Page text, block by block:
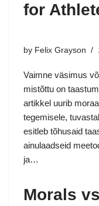
for
by Felix Grayson
Vaimne väsimus
mistõttu on
artikkel uurib
tegemisele,
esitleb tõhusaid
ainulaadseid
ja…
Morals